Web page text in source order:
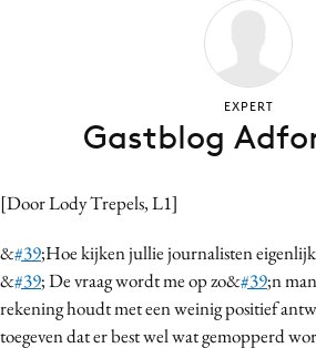
Artificial Intelligence
Carriere
Contentmarketing
Craft
Customer Experience
[Door Lody Trepels, L1]
&#39;Hoe kijken jullie journalisten eigenlijk
&#39; De vraag wordt me op zo&#39;n
rekening houdt met een weinig positief
toegeven dat er best wel wat gemopperd
EXPERT
Gastblog